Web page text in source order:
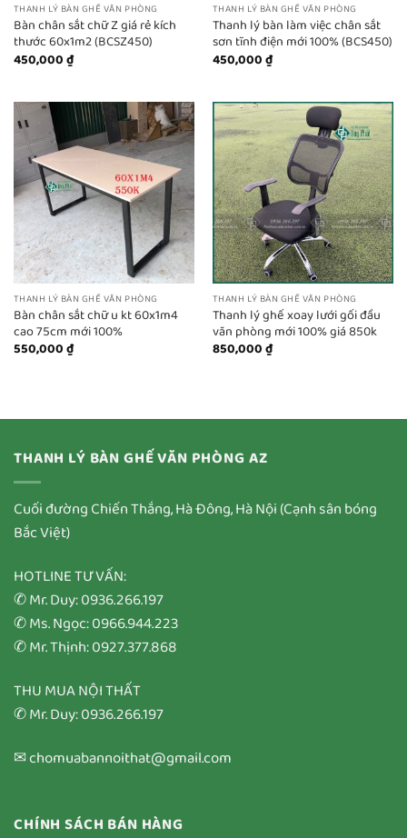
THANH LÝ BÀN GHẾ VĂN PHÒNG
Bàn chân sắt chữ Z giá rẻ kích
thước 60x1m2 (BCSZ450)
450,000₫
THANH LÝ BÀN GHẾ VĂN PHÒNG
Thanh lý bàn làm việc chân sắt
sơn tĩnh điện mới 100% (BCS450)
450,000₫
THANH LÝ BÀN GHẾ VĂN PHÒNG
Bàn chân sắt chữ u kt 60x1m4
cao 75cm mới 100%
550,000₫
THANH LÝ BÀN GHẾ VĂN PHÒNG
Thanh lý ghế xoay lưới gối đầu
văn phòng mới 100% giá 850k
850,000₫
THANH LÝ BÀN GHẾ VĂN PHÒNG AZ
Cuối đường Chiến Thắng, Hà Đông, Hà Nội (Cạnh sân bóng
Bắc Việt)
HOTLINE TƯ VẤN:
✆ Mr. Duy: 0936.266.197
✆ Ms. Ngọc: 0966.944.223
✆ Mr. Thịnh: 0927.377.868
THU MUA NỘI THẤT
✆ Mr. Duy: 0936.266.197
✉ chomuabannoithat@gmail.com
CHÍNH SÁCH BÁN HÀNG